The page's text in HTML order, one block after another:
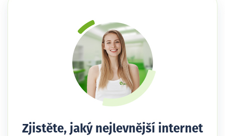
Zjistěte, jaký nejlevnější internet